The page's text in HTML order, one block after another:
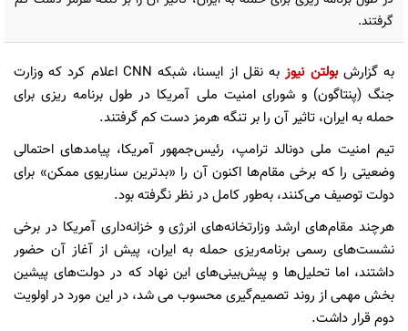
گرفتند.
به گزارشبولتن نیوز
به نقل از ایسنا، شبکه CNN اعلام کرد که وزارت
جنگ (پنتاگون) و شورای امنیت ملی آمریکا در طول برنامه ریزی برای
حمله به ایران، تاثیر آن را بر تنگه هرمز دست کم گرفتند.
تیم امنیت ملی دونالد ترامپ، رئیس‌جمهور آمریکا، پیامدهای احتمالی
وضعیتی را که برخی مقام‌ها اکنون آن را «بدترین سناریوی ممکن» برای
دولت توصیف می‌کنند، به‌طور کامل در نظر نگرفته بود.
هرچند مقام‌های ارشد وزارتخانه‌های انرژی و خزانه‌داری آمریکا در برخی
نشست‌های رسمی برنامه‌ریزی حمله به ایران، پیش از آغاز آن حضور
داشتند، اما تحلیل‌ها و پیش‌بینی‌های این نهاد که در دولت‌های پیشین
بخش مهمی از روند تصمیم‌گیری محسوب می شد، در این مورد در اولویت
دوم قرار داشت.